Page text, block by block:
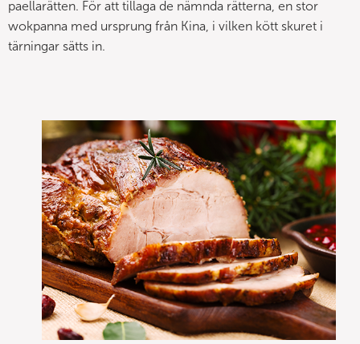
paellarätten. För att tillaga de nämnda rätterna, en stor
wokpanna med ursprung från Kina, i vilken kött skuret i
tärningar sätts in.